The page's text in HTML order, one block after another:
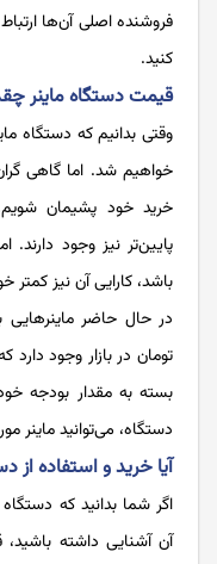
فروشنده اصلی آن‌ها
کنید.
قیمت دستگاه ماینر
وقتی بدانیم که دستگاه
خواهیم شد. اما گاهی
خرید خود پشیمان
پایین‌تر نیز وجود دارند.
باشد، کارایی آن نیز کمتر
تومان در بازار وجود
بسته به مقدار بودجه
دستگاه، می‌توانید ماینر
آیا خرید و استفاده
اگر شما بدانید که
آن آشنایی داشته